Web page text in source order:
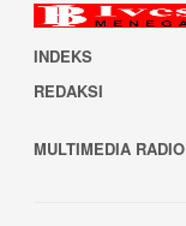
INDEKS
REDAKSI
MULTIMEDIA RADIO